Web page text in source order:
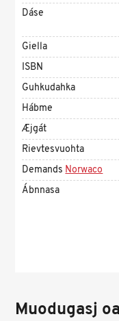
Dáse
Giella
ISBN
Guhkudahka
Hábme
Æjgát
Rievtesvuohta
DemandsNorwaco
Ábnnasa
Muodugasj